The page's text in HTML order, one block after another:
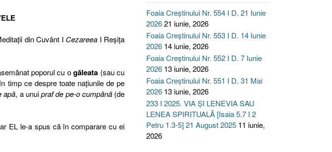
din Cuvânt I Cezareea I Reşiţa
poporul cu ogăleata (sau cu
timp ce despre toate națiunile de pe
apă, a unuipraf de pe-o cumpănă(de
EL le-a spus că în comparare cu ei
Foaia Creștinului Nr. 554 I D. 21 Iunie
202621 iunie, 2026
Foaia Creștinului Nr. 553 I D. 14 Iunie
2026 14 iunie, 2026
Foaia Creștinului Nr. 552 I D. 7 Iunie
2026 13 iunie, 2026
Foaia Creștinului Nr. 551 I D. 31 Mai
2026 13 iunie, 2026
233 I 2025. VIA ȘI LENEVIA SAU
LENEA SPIRITUALĂ [Isaia 5.7 I 2
Petru 1.3-5] 21 August 2025 11 iunie,
2026